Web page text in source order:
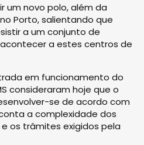
um novo polo, além da
Porto, salientando que
a um conjunto de
a estes centros de
em funcionamento do
consideraram hoje que o
se de acordo com
a complexidade dos
os trâmites exigidos pela